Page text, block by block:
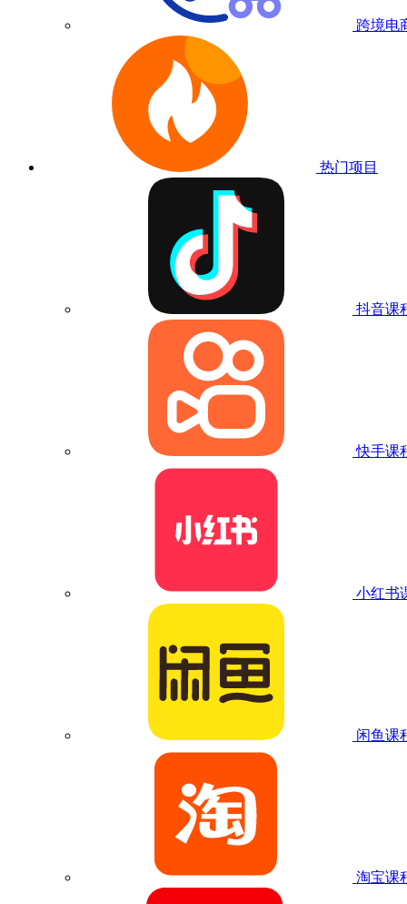
跨境电
热门项目
抖音课
快手课
小红书
闲鱼课
淘宝课